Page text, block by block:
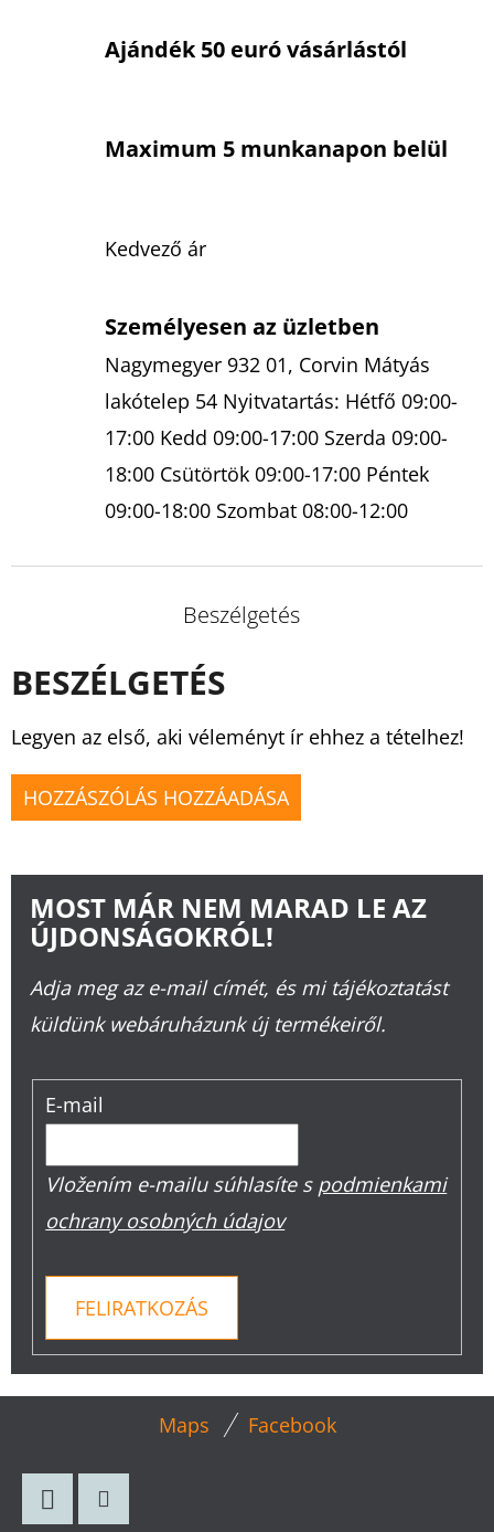
Ajándék 50 euró vásárlástól
Maximum 5 munkanapon belül
Kedvező ár
Személyesen az üzletben
Nagymegyer 932 01, Corvin Mátyás
lakótelep 54 Nyitvatartás: Hétfő 09:00-
17:00 Kedd 09:00-17:00 Szerda 09:00-
18:00 Csütörtök 09:00-17:00 Péntek
09:00-18:00 Szombat 08:00-12:00
Beszélgetés
BESZÉLGETÉS
Legyen az első, aki véleményt ír ehhez a tételhez!
HOZZÁSZÓLÁS HOZZÁADÁSA
MOST MÁR NEM MARAD LE AZ
ÚJDONSÁGOKRÓL!
Adja meg az e-mail címét, és mi tájékoztatást
küldünk webáruházunk új termékeiről.
E-mail
Vložením e-mailu súhlasíte s podmienkami
ochrany osobných údajov
FELIRATKOZÁS
Maps Facebook